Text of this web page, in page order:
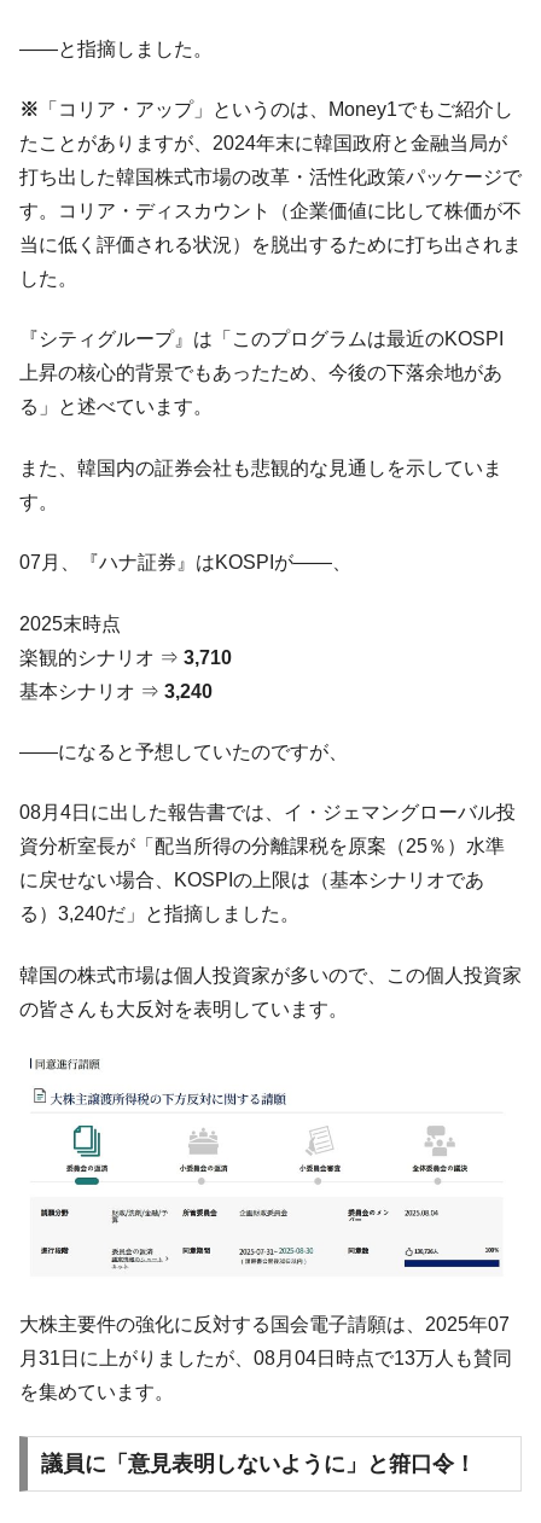
――と指摘しました。
※ 「コリア・アップ」というのは、Money1でもご紹介し
たことがありますが、2024年末に韓国政府と金融当局が
打ち出した韓国株式市場の改革・活性化政策パッケージで
す。コリア・ディスカウント（企業価値に比して株価が不
当に低く評価される状況）を脱出するために打ち出されま
した。
『シティグループ』は「このプログラムは最近のKOSPI
上昇の核心的背景でもあったため、今後の下落余地があ
る」と述べています。
また、韓国内の証券会社も悲観的な見通しを示していま
す。
07月、『ハナ証券』はKOSPIが――、
2025末時点
楽観的シナリオ ⇒ 3,710
基本シナリオ ⇒ 3,240
――になると予想していたのですが、
08月4日に出した報告書では、イ・ジェマングローバル投
資分析室長が「配当所得の分離課税を原案（25％）水準
に戻せない場合、KOSPIの上限は（基本シナリオであ
る）3,240だ」と指摘しました。
韓国の株式市場は個人投資家が多いので、この個人投資家
の皆さんも大反対を表明しています。
大株主要件の強化に反対する国会電子請願は、2025年07
月31日に上がりましたが、08月04日時点で13万人も賛同
を集めています。
議員に「意見表明しないように」と箝口令！